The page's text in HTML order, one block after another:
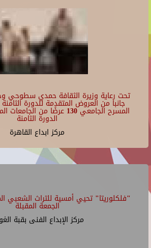
تحت رعاية وزيرة الثقافة حمدي سطوحي
جانبا من العروض المتقدمة للدورة
المسرح الجامعي 130 عرضًا من
الدورة الثامنة
مركز ابداع القاهرة
"فلكلوريتا" تحيي أمسية للتراث الشعبي
الجمعة المقبلة
مركز الإبداع الفنى بقبة